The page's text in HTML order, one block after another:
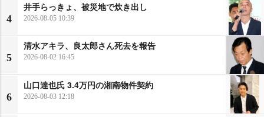
4
井手らっきょ、被災地で炊き出し
2026-08-05 10:39
5
清水アキラ、良太郎さん死去を報告
2026-08-02 16:45
6
山口達也氏 3.4万円の湘南物件契約
2026-08-03 12:18